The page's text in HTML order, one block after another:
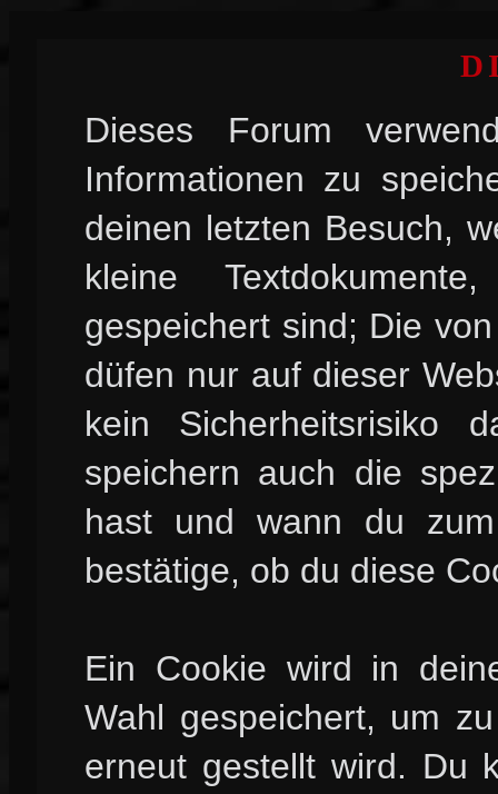
Dieses Forum
Informationen zu
deinen letzten Besuch,
kleine
gespeichert sind; Die
düfen nur auf dieser
kein Sicherheitsrisiko
speichern auch die
hast und wann du
bestätige, ob du diese
Ein Cookie wird in
Wahl gespeichert, um
erneut gestellt wird. Du